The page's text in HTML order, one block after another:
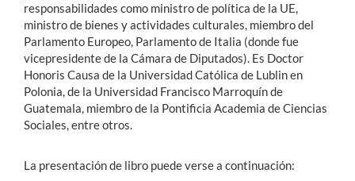
responsabilidades como ministro de política de la UE,
ministro de bienes y actividades culturales, miembro del
Parlamento Europeo, Parlamento de Italia (donde fue
vicepresidente de la Cámara de Diputados). Es Doctor
Honoris Causa de la Universidad Católica de Lublin en
Polonia, de la Universidad Francisco Marroquín de
Guatemala, miembro de la Pontificia Academia de Ciencias
Sociales, entre otros.
La presentación de libro puede verse a continuación: